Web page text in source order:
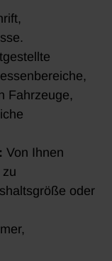
Fahrzeuge,
Von Ihnen
oder